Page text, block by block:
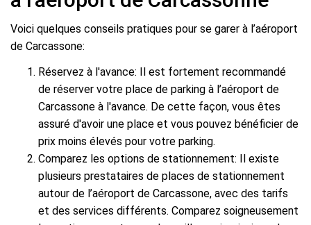
Voici quelques conseils pratiques pour se garer à l’aéroport
de Carcassone:
Réservez à l'avance: Il est fortement recommandé
de réserver votre place de parking à l’aéroport de
Carcassone à l'avance. De cette façon, vous êtes
assuré d'avoir une place et vous pouvez bénéficier de
prix moins élevés pour votre parking.
Comparez les options de stationnement: Il existe
plusieurs prestataires de places de stationnement
autour de l’aéroport de Carcassone, avec des tarifs
et des services différents. Comparez soigneusement